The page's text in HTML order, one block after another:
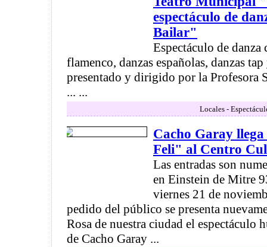
espectáculo de
Bailar"
Espectáculo de danza
flamenco, danzas españolas, danzas
presentado y dirigido por la Profesora
... ...
Locales -
Cacho Garay
Feli" al Centro
Las entradas son
en Einstein de Mitre
viernes 21 de
pedido del público se presenta
Rosa de nuestra ciudad el
de Cacho Garay ...